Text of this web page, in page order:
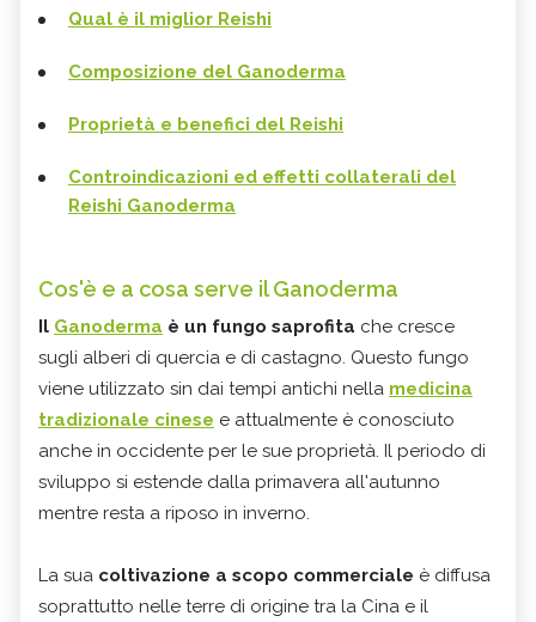
Qual è il miglior Reishi
Composizione del Ganoderma
Proprietà e benefici del Reishi
Controindicazioni ed effetti collaterali del
Reishi Ganoderma
Cos'è e a cosa serve il Ganoderma
Il Ganoderma è un fungo saprofita che cresce
sugli alberi di quercia e di castagno. Questo fungo
viene utilizzato sin dai tempi antichi nella medicina
tradizionale cinese e attualmente è conosciuto
anche in occidente per le sue proprietà. Il periodo di
sviluppo si estende dalla primavera all'autunno
mentre resta a riposo in inverno.
La sua coltivazione a scopo commerciale è diffusa
soprattutto nelle terre di origine tra la Cina e il